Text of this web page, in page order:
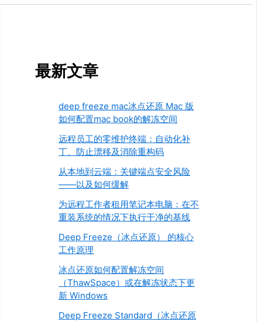
最新文章
deep freeze mac冰点还原 Mac 版
如何配置mac book的解冻空间
远程员工的零维护终端：自动化补
丁、防止漂移及消除重构码
从本地到云端：关键端点安全风险
——以及如何缓解
为远程工作者租用笔记本电脑：在不
重装系统的情况下执行干净的基线
Deep Freeze（冰点还原） 的核心
工作原理
冰点还原如何配置解冻空间
（ThawSpace）或在解冻状态下更
新 Windows
Deep Freeze Standard（冰点还原